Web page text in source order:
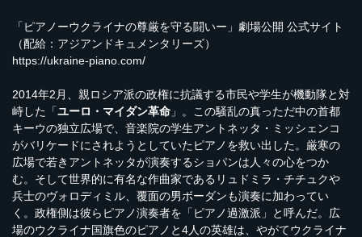
「ピアノーウクライナの尊厳を守る闘いー」劇場公開 公式サイト
（配給：アジアンドキュメンタリーズ）
https://ukraine-piano.com/
2014年2月、親ロシア派の政権に抗議する市民や学生が機動隊と対
峙した「ユーロ・マイダン革命 」。この騒乱の真っただ中の首都
キーウの独立広場で、音楽院の学生アントネッタ・ミッシェンコ
がバリケードにされようとしていたピアノを救い出した。厳寒の
広場で若きアントネッタが演奏するショパンは人々の心をつか
む。そして世界的に有名な作曲家であるリュドミラ・チチュクや
兵士のヴォロディミル、覆面の男ボーダンも演奏に加わってい
く。政権側は彼らピアノ演奏者を「ピアノ過激派」と呼んだ。広
場のウクライナ国旗色のピアノと4人の英雄は、やがてウクライナ